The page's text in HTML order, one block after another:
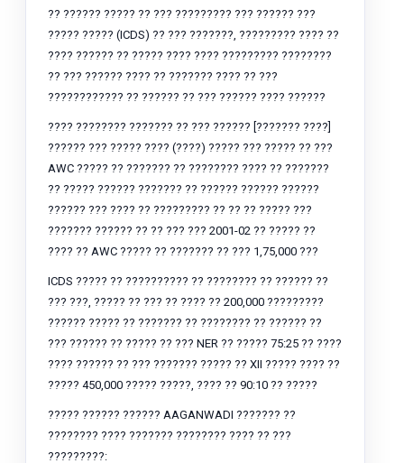
?? ?????? ????? ?? ??? ????????? ??? ?????? ???
????? ????? (ICDS) ?? ??? ???????, ????????? ???? ??
???? ?????? ?? ????? ???? ???? ????????? ????????
?? ??? ?????? ???? ?? ??????? ???? ?? ???
???????????? ?? ?????? ?? ??? ?????? ???? ??????
???? ???????? ??????? ?? ??? ?????? [??????? ????]
?????? ??? ????? ???? (????) ????? ??? ????? ?? ???
AWC ????? ?? ??????? ?? ???????? ???? ?? ???????
?? ????? ?????? ??????? ?? ?????? ?????? ??????
?????? ??? ???? ?? ????????? ?? ?? ?? ????? ???
??????? ?????? ?? ?? ??? ??? 2001-02 ?? ????? ??
???? ?? AWC ????? ?? ??????? ?? ??? 1,75,000 ???
ICDS ????? ?? ?????????? ?? ???????? ?? ?????? ??
??? ???, ????? ?? ??? ?? ???? ?? 200,000 ?????????
?????? ????? ?? ??????? ?? ???????? ?? ?????? ??
??? ?????? ?? ????? ?? ??? NER ?? ????? 75:25 ?? ????
???? ?????? ?? ??? ??????? ????? ?? XII ????? ???? ??
????? 450,000 ????? ?????, ???? ?? 90:10 ?? ?????
????? ?????? ?????? AAGANWADI ??????? ??
???????? ???? ??????? ???????? ???? ?? ???
?????????: